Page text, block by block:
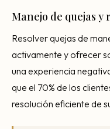
Manejo de quejas y
Resolver quejas de
activamente y ofrecer
una experiencia
que el 70% de los
resolución eficiente de